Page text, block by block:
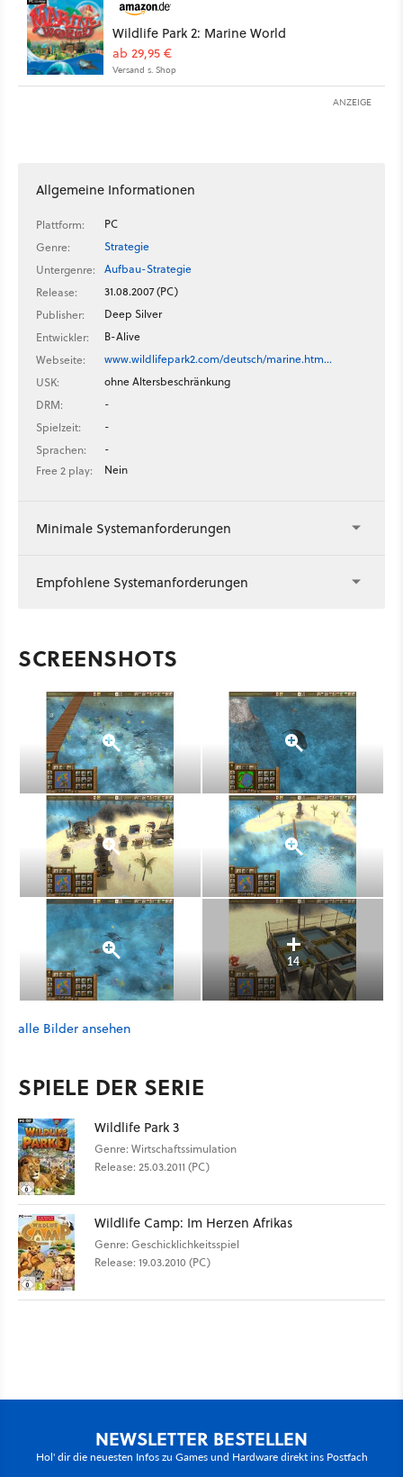
Wildlife Park 2: Marine World
ab 29,95 €
Versand s. Shop
ANZEIGE
Allgemeine Informationen
Plattform:
PC
Genre:
Strategie
Untergenre:
Aufbau-Strategie
Release:
31.08.2007 (PC)
Publisher:
Deep Silver
Entwickler:
B-Alive
Webseite:
www.wildlifepark2.com/deutsch/marine.htm…
USK:
ohne Altersbeschränkung
DRM:
-
Spielzeit:
-
Sprachen:
-
Free 2 play:
Nein
Minimale Systemanforderungen
Empfohlene Systemanforderungen
SCREENSHOTS
14
alle Bilder ansehen
SPIELE DER SERIE
Wildlife Park 3
Genre: Wirtschaftssimulation
Release: 25.03.2011 (PC)
Wildlife Camp: Im Herzen Afrikas
Genre: Geschicklichkeitsspiel
Release: 19.03.2010 (PC)
NEWSLETTER BESTELLEN
Hol' dir die neuesten Infos zu Games und Hardware direkt ins Postfach